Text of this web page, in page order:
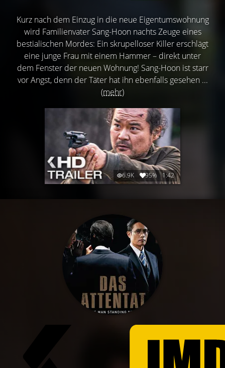
Kurz nach dem Einzug in die neue Eigentumswohnung
wird Familienvater Sang-Hoon nachts Zeuge eines
bestialischen Mordes: Ein skrupelloser Killer erschlägt
eine junge Frau mit einem Hammer – direkt unter
dem Fenster der neuen Wohnung! Sang-Hoon ist starr
vor Angst, denn der Täter hat ihn ebenfalls gesehen ...
(mehr)
6.9K 95% 1:42